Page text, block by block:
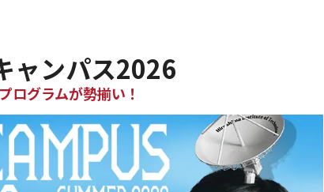
ャンパス2026
ログラムが勢揃い！